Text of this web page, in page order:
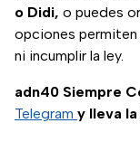
o Didi, o puedes
opciones
ni incumplir la ley.
adn40 Siempre
Telegram y lleva